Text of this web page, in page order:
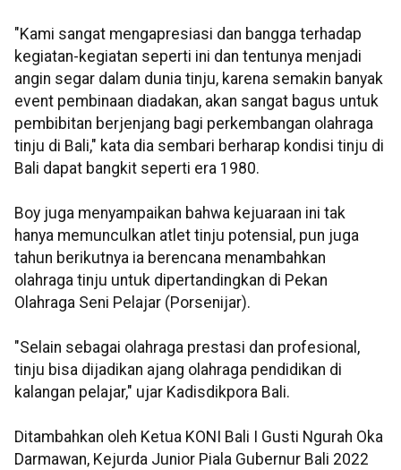
"Kami sangat mengapresiasi dan bangga terhadap
kegiatan-kegiatan seperti ini dan tentunya menjadi
angin segar dalam dunia tinju, karena semakin banyak
event pembinaan diadakan, akan sangat bagus untuk
pembibitan berjenjang bagi perkembangan olahraga
tinju di Bali," kata dia sembari berharap kondisi tinju di
Bali dapat bangkit seperti era 1980.
Boy juga menyampaikan bahwa kejuaraan ini tak
hanya memunculkan atlet tinju potensial, pun juga
tahun berikutnya ia berencana menambahkan
olahraga tinju untuk dipertandingkan di Pekan
Olahraga Seni Pelajar (Porsenijar).
"Selain sebagai olahraga prestasi dan profesional,
tinju bisa dijadikan ajang olahraga pendidikan di
kalangan pelajar," ujar Kadisdikpora Bali.
Ditambahkan oleh Ketua KONI Bali I Gusti Ngurah Oka
Darmawan, Kejurda Junior Piala Gubernur Bali 2022